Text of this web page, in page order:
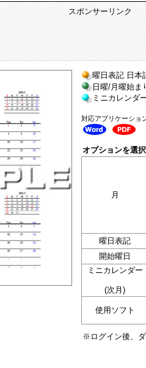
スポンサーリンク
曜日表記 日本
日曜/月曜始ま
ミニカレンダ
対応アプリケーショ
オプションを選
月
曜日表記
開始曜日
ミニカレンダー
(次月)
使用ソフト
※ログイン後、ダ